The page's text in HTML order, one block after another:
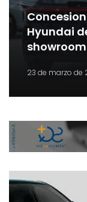
Hyundai
showroom
23 de marzo de